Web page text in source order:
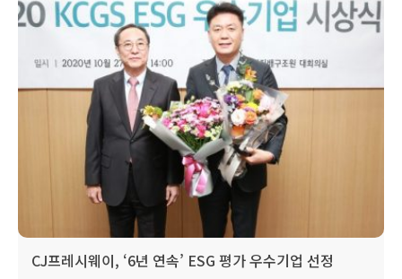
CJ프레시웨이, ‘6년 연속’ ESG 평가 우수기업 선정